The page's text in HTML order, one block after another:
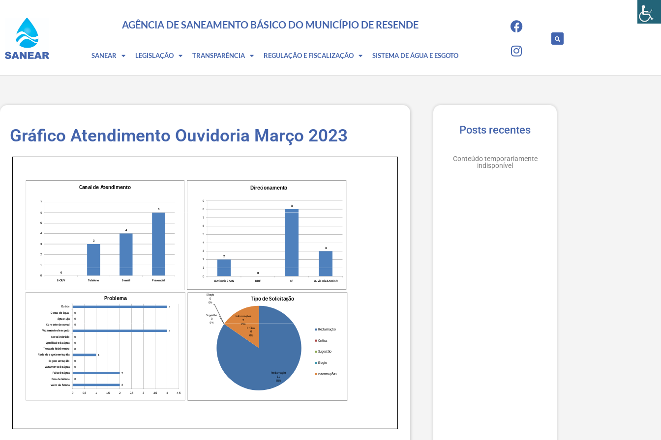
AGÊNCIA DE SANEAMENTO BÁSICO DO MUNICÍPIO DE RESENDE
SANEAR LEGISLAÇÃO TRANSPARÊNCIA REGULAÇÃO E FISCALIZAÇÃO SISTEMA DE ÁGUA E ESGOTO
Gráfico Atendimento Ouvidoria Março 2023 Posts recentes
Conteúdo temporariamente
indisponível